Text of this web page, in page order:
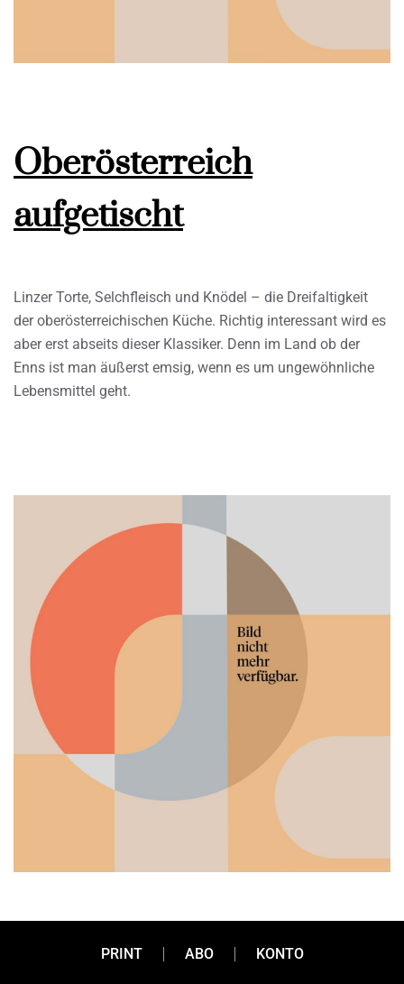
Oberösterreich
aufgetischt
Linzer Torte, Selchfleisch und Knödel – die Dreifaltigkeit
der oberösterreichischen Küche. Richtig interessant wird es
aber erst abseits dieser Klassiker. Denn im Land ob der
Enns ist man äußerst emsig, wenn es um ungewöhnliche
Lebensmittel geht.
Ab in die Zeitkapsel!
PRINT ABO KONTO